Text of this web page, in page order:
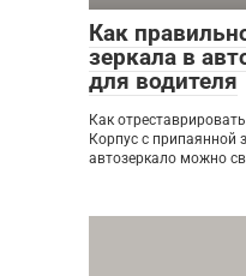
Как
зеркала в
для водителя
Как
Корпус с припаянной
автозеркало можно